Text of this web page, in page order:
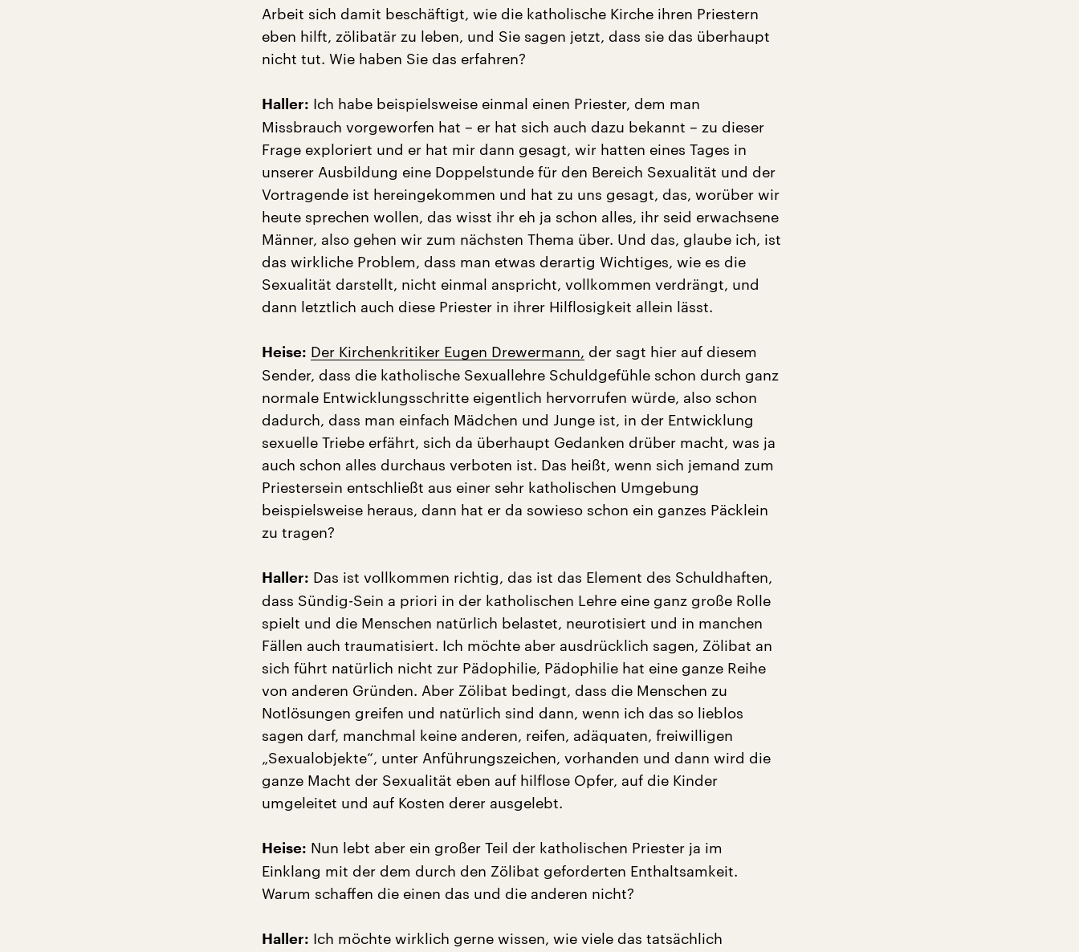
Arbeit sich damit beschäftigt, wie die katholische Kirche ihren Priestern
eben hilft, zölibatär zu leben, und Sie sagen jetzt, dass sie das überhaupt
nicht tut. Wie haben Sie das erfahren?
Haller: Ich habe beispielsweise einmal einen Priester, dem man
Missbrauch vorgeworfen hat – er hat sich auch dazu bekannt – zu dieser
Frage exploriert und er hat mir dann gesagt, wir hatten eines Tages in
unserer Ausbildung eine Doppelstunde für den Bereich Sexualität und der
Vortragende ist hereingekommen und hat zu uns gesagt, das, worüber wir
heute sprechen wollen, das wisst ihr eh ja schon alles, ihr seid erwachsene
Männer, also gehen wir zum nächsten Thema über. Und das, glaube ich, ist
das wirkliche Problem, dass man etwas derartig Wichtiges, wie es die
Sexualität darstellt, nicht einmal anspricht, vollkommen verdrängt, und
dann letztlich auch diese Priester in ihrer Hilflosigkeit allein lässt.
Heise: Der Kirchenkritiker Eugen Drewermann, der sagt hier auf diesem
Sender, dass die katholische Sexuallehre Schuldgefühle schon durch ganz
normale Entwicklungsschritte eigentlich hervorrufen würde, also schon
dadurch, dass man einfach Mädchen und Junge ist, in der Entwicklung
sexuelle Triebe erfährt, sich da überhaupt Gedanken drüber macht, was ja
auch schon alles durchaus verboten ist. Das heißt, wenn sich jemand zum
Priestersein entschließt aus einer sehr katholischen Umgebung
beispielsweise heraus, dann hat er da sowieso schon ein ganzes Päcklein
zu tragen?
Haller: Das ist vollkommen richtig, das ist das Element des Schuldhaften,
dass Sündig-Sein a priori in der katholischen Lehre eine ganz große Rolle
spielt und die Menschen natürlich belastet, neurotisiert und in manchen
Fällen auch traumatisiert. Ich möchte aber ausdrücklich sagen, Zölibat an
sich führt natürlich nicht zur Pädophilie, Pädophilie hat eine ganze Reihe
von anderen Gründen. Aber Zölibat bedingt, dass die Menschen zu
Notlösungen greifen und natürlich sind dann, wenn ich das so lieblos
sagen darf, manchmal keine anderen, reifen, adäquaten, freiwilligen
„Sexualobjekte“, unter Anführungszeichen, vorhanden und dann wird die
ganze Macht der Sexualität eben auf hilflose Opfer, auf die Kinder
umgeleitet und auf Kosten derer ausgelebt.
Heise: Nun lebt aber ein großer Teil der katholischen Priester ja im
Einklang mit der dem durch den Zölibat geforderten Enthaltsamkeit.
Warum schaffen die einen das und die anderen nicht?
Haller: Ich möchte wirklich gerne wissen, wie viele das tatsächlich